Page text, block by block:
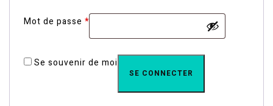
Mot de passe *Obligatoire
Se souvenir de moi
SE CONNECTER